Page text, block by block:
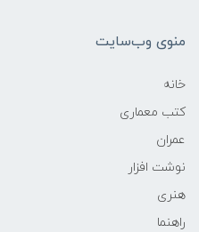
منوی وب‌سایت
خانه
کتب معماری
عمران
نوشت افزار
هنری
راهنما